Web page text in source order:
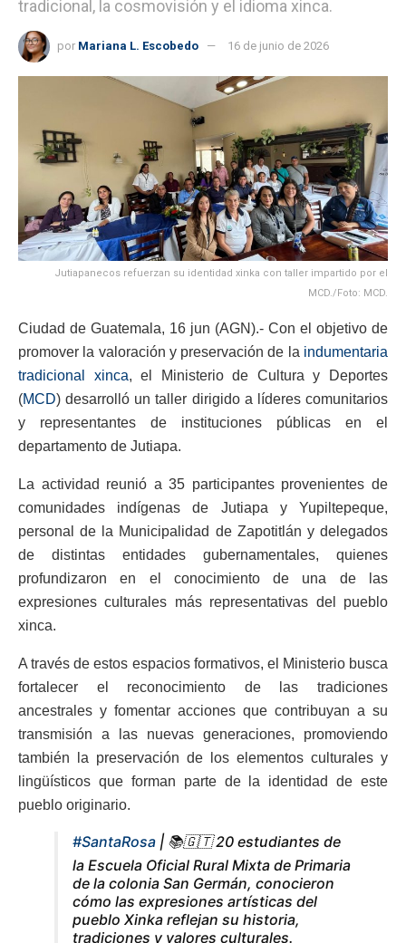
tradicional, la cosmovisión y el idioma xinca.
por Mariana L. Escobedo 16 de junio de 2026
Jutiapanecos refuerzan su identidad xinka con taller impartido por el
MCD./Foto: MCD.
Ciudad de Guatemala, 16 jun (AGN).- Con el objetivo de
promover la valoración y preservación de la indumentaria
tradicional xinca, el Ministerio de Cultura y Deportes
(MCD) desarrolló un taller dirigido a líderes comunitarios
y representantes de instituciones públicas en el
departamento de Jutiapa.
La actividad reunió a 35 participantes provenientes de
comunidades indígenas de Jutiapa y Yupiltepeque,
personal de la Municipalidad de Zapotitlán y delegados
de distintas entidades gubernamentales, quienes
profundizaron en el conocimiento de una de las
expresiones culturales más representativas del pueblo
xinca.
A través de estos espacios formativos, el Ministerio busca
fortalecer el reconocimiento de las tradiciones
ancestrales y fomentar acciones que contribuyan a su
transmisión a las nuevas generaciones, promoviendo
también la preservación de los elementos culturales y
lingüísticos que forman parte de la identidad de este
pueblo originario.
#SantaRosa | 📚🇬🇹 20 estudiantes de
la Escuela Oficial Rural Mixta de Primaria
de la colonia San Germán, conocieron
cómo las expresiones artísticas del
pueblo Xinka reflejan su historia,
tradiciones y valores culturales.